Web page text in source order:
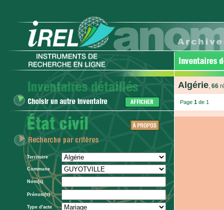
Territoire
Commune
Nom(s)
Prénom(s)
Type d'acte
Algérie, 66
Page 1de 1